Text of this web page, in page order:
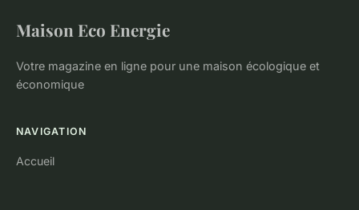
Maison Eco Energie
Votre magazine en ligne pour une maison écologique et
économique
NAVIGATION
Accueil